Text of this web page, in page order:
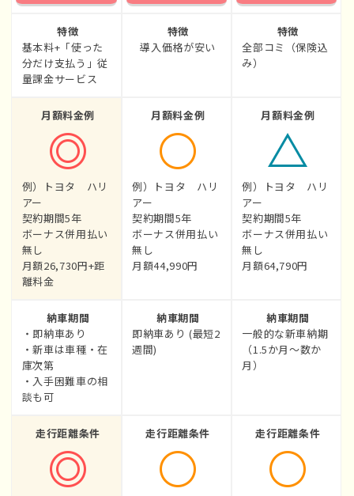
特徴
基本料+「使った
分だけ支払う」従
量課金サービス
特徴
導入価格が安い
特徴
全部コミ（保険込
み）
月額料金例
例）トヨタ ハリ
アー
契約期間5年
ボーナス併用払い
無し
月額26,730円+距
離料金
月額料金例
例）トヨタ ハリ
アー
契約期間5年
ボーナス併用払い
無し
月額44,990円
月額料金例
例）トヨタ ハリ
アー
契約期間5年
ボーナス併用払い
無し
月額64,790円
納車期間
・即納車あり
・新車は車種・在
庫次第
・入手困難車の相
談も可
納車期間
即納車あり (最短2
週間)
納車期間
一般的な新車納期
（1.5か月〜数か
月）
走行距離条件 走行距離条件 走行距離条件